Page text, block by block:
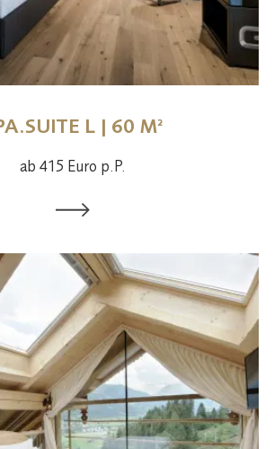
L | 60 M²
ab 415 Euro p.P.